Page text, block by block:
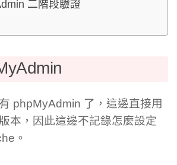
二階段驗證
phpMyAdmin 了，這邊直接用
本，因此這邊不記錄怎麼設定
。